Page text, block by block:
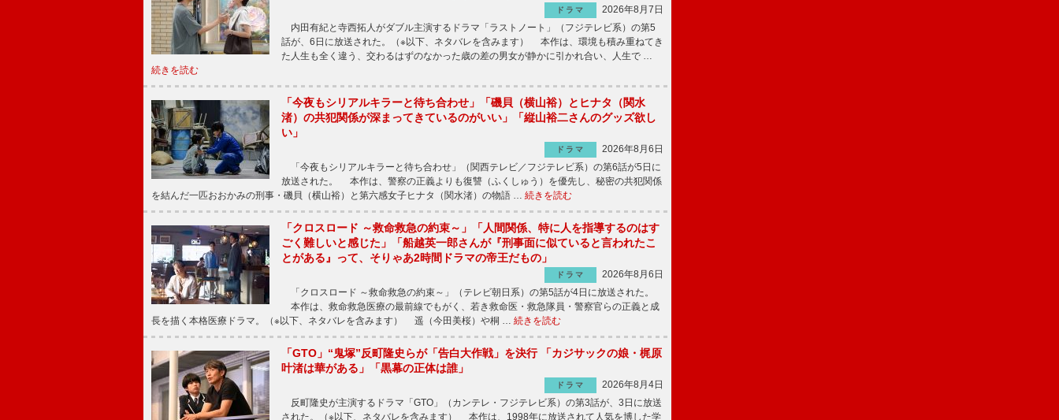
ドラマ
2026年8月7日
内田有紀と寺西拓人がダブル主演するドラマ「ラストノート」（フジテレビ系）の第5
話が、6日に放送された。（※以下、ネタバレを含みます） 本作は、環境も積み重ねてき
た人生も全く違う、交わるはずのなかった歳の差の男女が静かに引かれ合い、人生で …
続きを読む
「今夜もシリアルキラーと待ち合わせ」「磯貝（横山裕）とヒナタ（関水
渚）の共犯関係が深まってきているのがいい」「縦山裕二さんのグッズ欲し
い」
ドラマ
2026年8月6日
「今夜もシリアルキラーと待ち合わせ」（関西テレビ／フジテレビ系）の第6話が5日に
放送された。 本作は、警察の正義よりも復讐（ふくしゅう）を優先し、秘密の共犯関係
を結んだ一匹おおかみの刑事・磯貝（横山裕）と第六感女子ヒナタ（関水渚）の物語 … 続きを読む
「クロスロード ～救命救急の約束～」「人間関係、特に人を指導するのはす
ごく難しいと感じた」「船越英一郎さんが『刑事面に似ていると言われたこ
とがある』って、そりゃあ2時間ドラマの帝王だもの」
ドラマ
2026年8月6日
「クロスロード ～救命救急の約束～」（テレビ朝日系）の第5話が4日に放送された。
本作は、救命救急医療の最前線でもがく、若き救命医・救急隊員・警察官らの正義と成
長を描く本格医療ドラマ。（※以下、ネタバレを含みます） 遥（今田美桜）や桐 … 続きを読む
「GTO」“鬼塚”反町隆史らが「告白大作戦」を決行 「カジサックの娘・梶原
叶渚は華がある」「黒幕の正体は誰」
ドラマ
2026年8月4日
反町隆史が主演するドラマ「GTO」（カンテレ・フジテレビ系）の第3話が、3日に放送
された。（※以下、ネタバレを含みます） 本作は、1998年に放送されて人気を博した学